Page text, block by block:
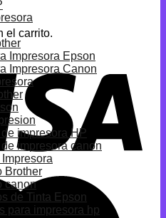
el carrito.
Impresora Epson
Impresora Canon
impresora HP
impresora canon
Brother
canon
de Tinta Epson
para impresora hp